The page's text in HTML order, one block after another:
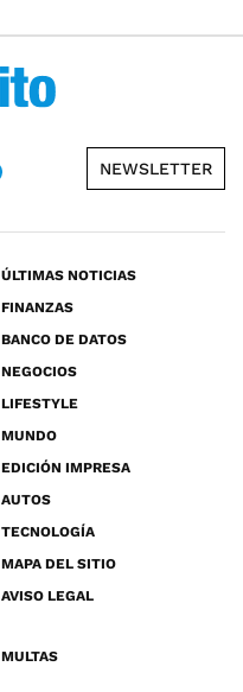
NEWSLETTER
ÚLTIMAS NOTICIAS
FINANZAS
BANCO DE DATOS
NEGOCIOS
LIFESTYLE
MUNDO
EDICIÓN IMPRESA
AUTOS
TECNOLOGÍA
MAPA DEL SITIO
AVISO LEGAL
MULTAS